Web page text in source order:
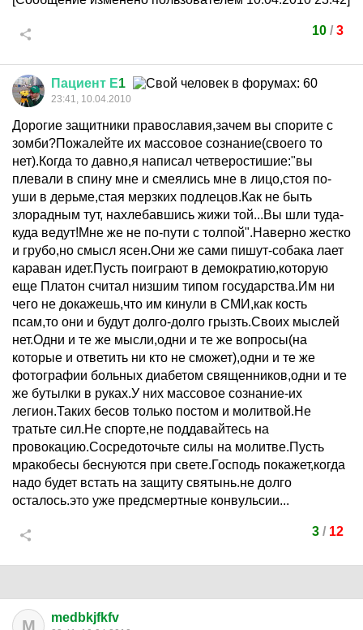
10 / 3
Пациент Е1
23:41, 10.04.2010
Дорогие защитники православия,зачем вы спорите с
зомби?Пожалейте их массовое сознание(своего то
нет).Когда то давно,я написал четверостишие:"вы
плевали в спину мне и смеялись мне в лицо,стоя по-
уши в дерьме,стая мерзких подлецов.Как не быть
злорадным тут, нахлебавшись жижи той...Вы шли туда-
куда ведут!Мне же не по-пути с толпой".Наверно жестко
и грубо,но смысл ясен.Они же сами пишут-собака лает
караван идет.Пусть поиграют в демократию,которую
еще Платон считал низшим типом государства.Им ни
чего не докажешь,что им кинули в СМИ,как кость
псам,то они и будут долго-долго грызть.Своих мыслей
нет.Одни и те же мысли,одни и те же вопросы(на
которые и ответить ни кто не сможет),одни и те же
фотографии больных диабетом священников,одни и те
же бутылки в руках.У них массовое сознание-их
легион.Таких бесов только постом и молитвой.Не
тратьте сил.Не спорте,не поддавайтесь на
провокацию.Сосредоточьте силы на молитве.Пусть
мракобесы беснуются при свете.Господь покажет,когда
надо будет встать на защиту святынь.не долго
осталось.это уже предсмертные конвульсии...
3 / 12
M medbkjfkfv